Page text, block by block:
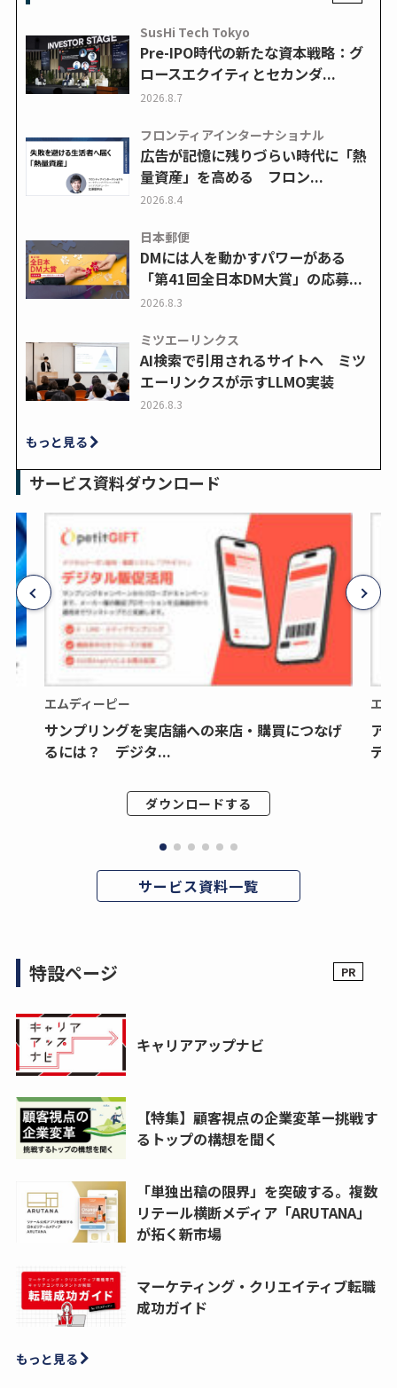
SusHi Tech Tokyo
Pre-IPO時代の新たな資本戦略：グ
ロースエクイティとセカンダ...
2026.8.7
フロンティアインターナショナル
広告が記憶に残りづらい時代に「熱
量資産」を高める フロン...
2026.8.4
日本郵便
DMには人を動かすパワーがある
「第41回全日本DM大賞」の応募...
2026.8.3
ミツエーリンクス
AI検索で引用されるサイトへ ミツ
エーリンクスが示すLLMO実装
2026.8.3
もっと見る
サービス資料ダウンロード
エムディーピー
サンプリングを実店舗への来店・購買につなげ
るには？ デジタ...
ダウンロードする
エ
ア
デ
サービス資料一覧
特設ページ
キャリアアップナビ
【特集】顧客視点の企業変革ー挑戦す
るトップの構想を聞く
「単独出稿の限界」を突破する。複数
リテール横断メディア「ARUTANA」
が拓く新市場
マーケティング・クリエイティブ転職
成功ガイド
もっと見る